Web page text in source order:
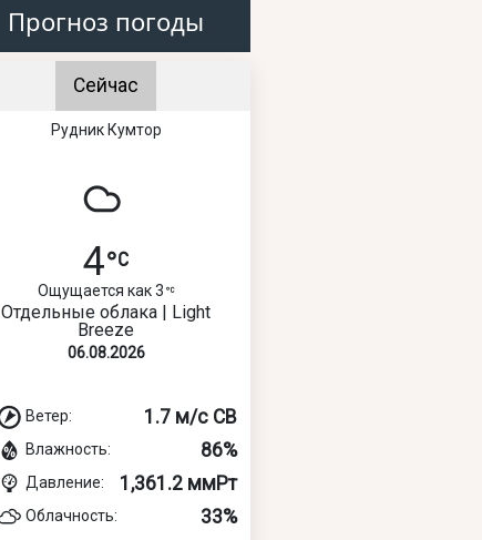
Прогноз погоды
Сейчас
Рудник Кумтор
4
Ощущается как 3
Отдельные облака | Light
Breeze
06.08.2026
Ветер: 1.7 м/с СВ
Влажность: 86%
Давление: 1,361.2 ммРт
Облачность: 33%